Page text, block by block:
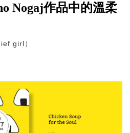
Nogaj作品中的溫柔
girl）